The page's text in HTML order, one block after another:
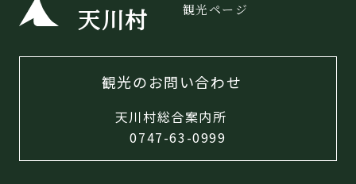
天川村 観光ページ
観光のお問い合わせ
天川村総合案内所
0747-63-0999